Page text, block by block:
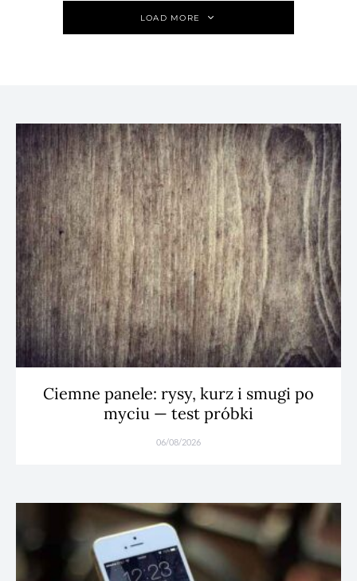
LOAD MORE
Ciemne panele: rysy, kurz i smugi po
myciu — test próbki
06/08/2026